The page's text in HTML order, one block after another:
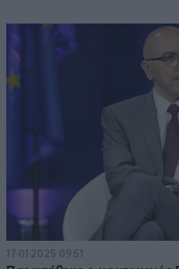
17·01·2025 09:51